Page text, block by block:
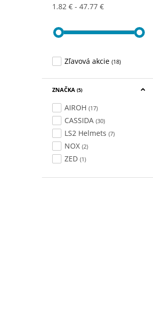
1.82 € 47.77 €
Zľavová akcie (18)
ZNAČKA (5)
AIROH (17)
CASSIDA (30)
LS2 Helmets (7)
NOX (2)
ZED (1)